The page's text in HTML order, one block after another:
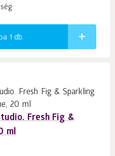
1 db.
Fresh Fig &
ml